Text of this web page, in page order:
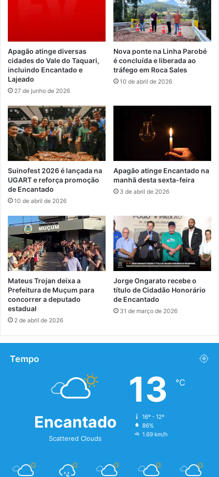
Apagão atinge diversas
cidades do Vale do Taquari,
incluindo Encantado e
Lajeado
27 de junho de 2026
Nova ponte na Linha Parobé
é concluída e liberada ao
tráfego em Roca Sales
10 de abril de 2026
Suinofest 2026 é lançada na
UGART e reforça promoção
de Encantado
10 de abril de 2026
Apagão atinge Encantado na
manhã desta sexta-feira
3 de abril de 2026
Mateus Trojan deixa a
Prefeitura de Muçum para
concorrer a deputado
estadual
2 de abril de 2026
Jorge Ongarato recebe o
título de Cidadão Honorário
de Encantado
31 de março de 2026
Tempo
Encantado
Scattered Clouds
13 ℃
16º - 12º
86%
1.69 km/h